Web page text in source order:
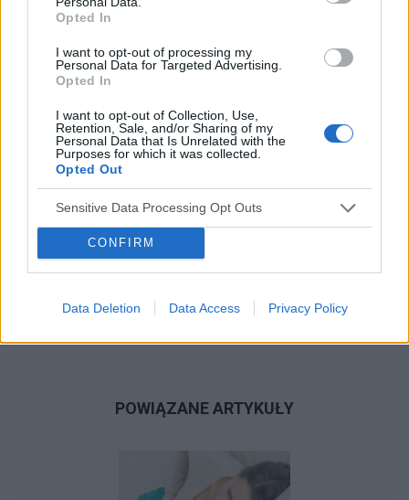
Opted In
I want to opt-out of processing my
Personal Data for Targeted Advertising.
Opted In
I want to opt-out of Collection, Use,
Retention, Sale, and/or Sharing of my
Personal Data that Is Unrelated with the
Purposes for which it was collected.
Opted Out
Sensitive Data Processing Opt Outs
CONFIRM
Data Deletion Data Access Privacy Policy
Reklama:
POWIĄZANE ARTYKUŁY